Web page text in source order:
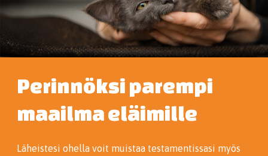
Perinnöksi parempi
maailma eläimille
Läheistesi ohella voit muistaa testamentissasi myös